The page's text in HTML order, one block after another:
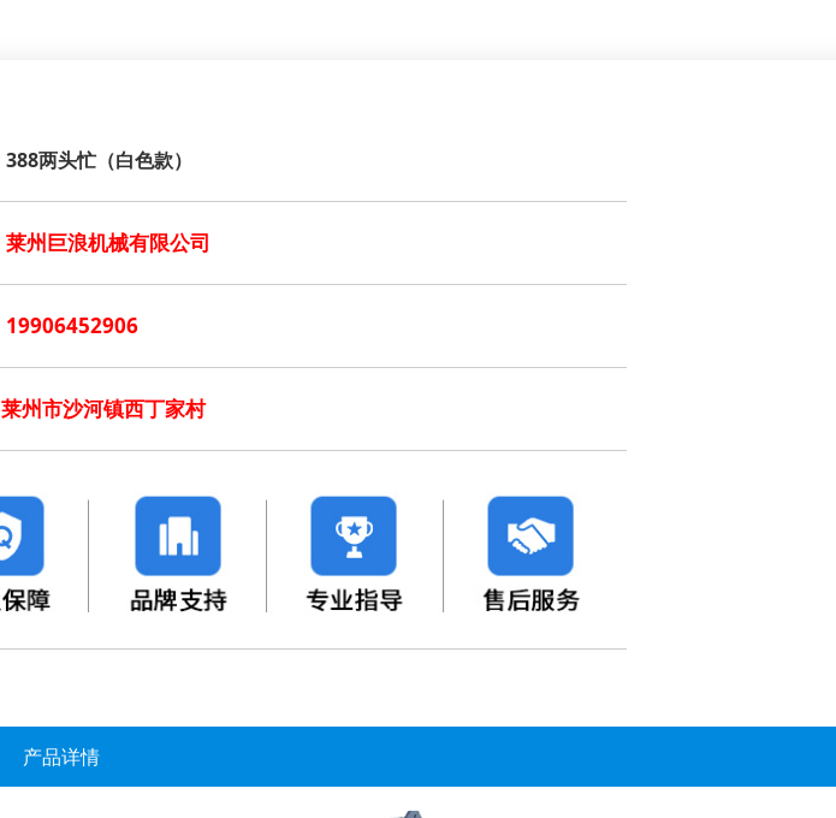
388两头忙（白色款）
莱州巨浪机械有限公司
19906452906
莱州市沙河镇西丁家村
产品详情